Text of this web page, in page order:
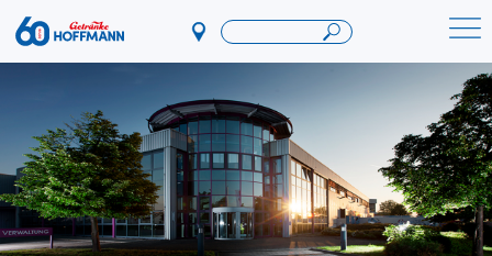
Direkt
zum
Inhalt
Startseite Getränke Hoffmann